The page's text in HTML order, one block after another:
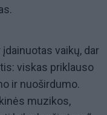
vaikų, dar
viskas priklauso
ir nuoširdumo.
muzikos,